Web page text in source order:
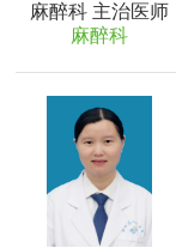
麻醉科 主治医师
麻醉科